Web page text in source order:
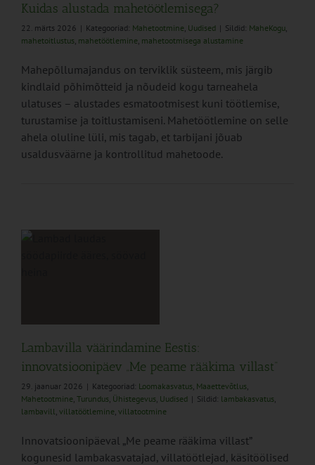
Kuidas alustada mahetöötlemisega?
22. märts 2026 | Kategooriad: Mahetootmine, Uudised | Sildid: MaheKogu,
mahetoitlustus, mahetöötlemine, mahetootmisega alustamine
Mahepõllumajandus on terviklik süsteem, mis järgib
kindlaid põhimõtteid ja nõudeid kogu tarneahela
ulatuses – alustades esmatootmisest kuni töötlemise,
turustamise ja toitlustamiseni. Mahetöötlemine on selle
ahela oluline lüli, mis tagab, et tarbijani jõuab
usaldusväärne ja kontrollitud mahetoode.
Lambavilla väärindamine Eestis:
innovatsioonipäev „Me peame rääkima villast“
29. jaanuar 2026 | Kategooriad: Loomakasvatus, Maaettevõtlus,
Mahetootmine, Turundus, Ühistegevus, Uudised | Sildid: lambakasvatus,
lambavill, villatöötlemine, villatootmine
Innovatsioonipäeval „Me peame rääkima villast”
kogunesid lambakasvatajad, villatöötlejad, käsitöölised